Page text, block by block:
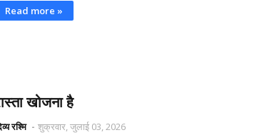
Read more »
खोजना है
रश्मि
शुक्रवार, जुलाई 03, 2026